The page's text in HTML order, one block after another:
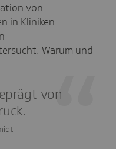
von
in Kliniken
Warum und
von